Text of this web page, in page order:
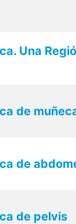
Una
de
de
de pelvis